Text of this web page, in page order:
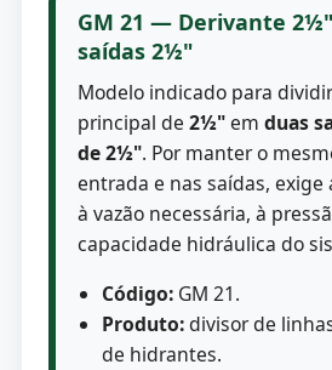
GM 21 — Derivante
saídas 2½"
Modelo indicado para
principal de 2½"em duas
de 2½". Por manter o
entrada e nas saídas, exige
à vazão necessária, à
capacidade hidráulica do
Código:GM 21.
Produto:divisor de
de hidrantes.